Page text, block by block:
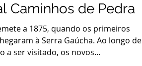
Caminhos de Pedra
a 1875, quando os primeiros
à Serra Gaúcha. Ao longo de
a ser visitado, os novos...